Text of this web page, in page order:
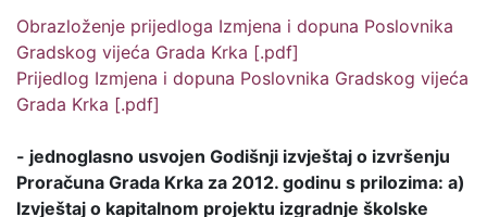
Obrazloženje prijedloga Izmjena i dopuna Poslovnika
Gradskog vijeća Grada Krka [.pdf]
Prijedlog Izmjena i dopuna Poslovnika Gradskog vijeća
Grada Krka [.pdf]
- jednoglasno usvojen Godišnji izvještaj o izvršenju
Proračuna Grada Krka za 2012. godinu s prilozima: a)
Izvještaj o kapitalnom projektu izgradnje školske